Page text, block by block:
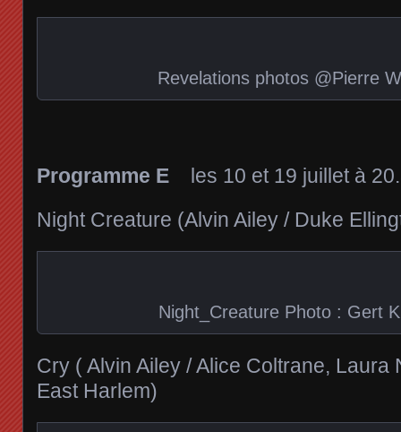
Revelations photos @Pierre
Programme E les 10 et 19 juillet à
Night Creature (Alvin Ailey / Duke
Night_Creature Photo : Gert
Cry ( Alvin Ailey / Alice Coltrane, Laura
East Harlem)